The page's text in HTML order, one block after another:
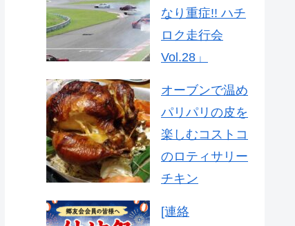
なり重症!! ハチ
ロク走行会
Vol.28」
オーブンで温め
パリパリの皮を
楽しむコストコ
のロティサリー
チキン
[連絡